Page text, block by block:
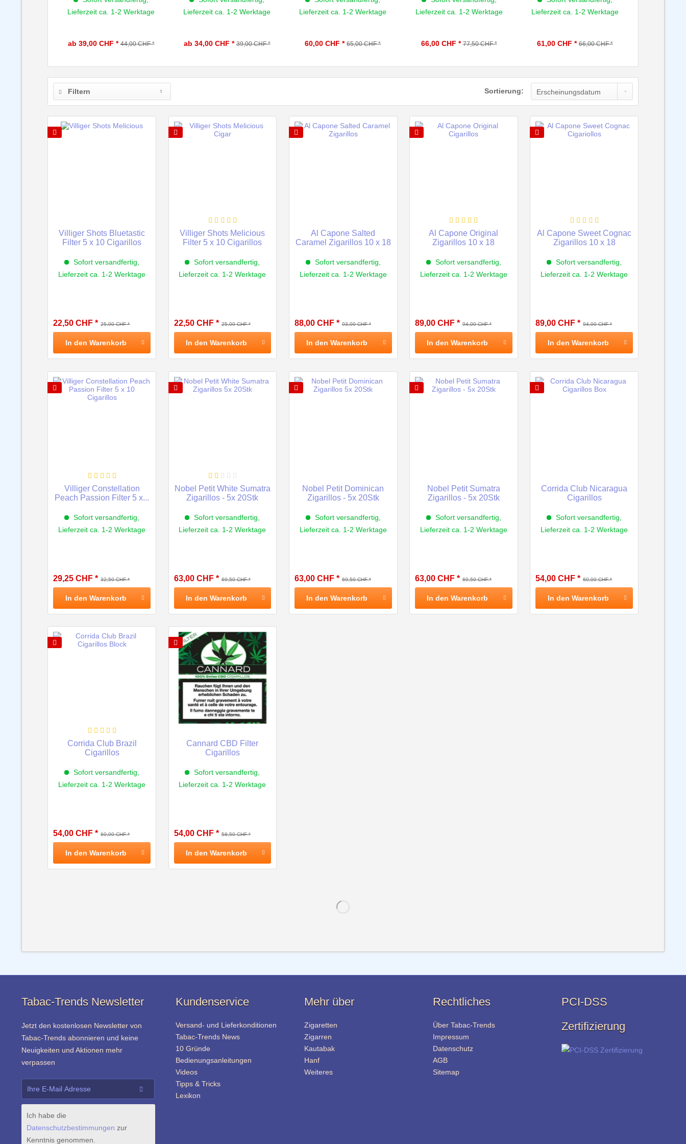
Lieferzeit ca. 1-2 Werktage
ab 39,00 CHF * 44,00 CHF *
Lieferzeit ca. 1-2 Werktage
ab 34,00 CHF * 39,00 CHF *
Lieferzeit ca. 1-2 Werktage
60,00 CHF * 65,00 CHF *
Lieferzeit ca. 1-2 Werktage
66,00 CHF * 77,50 CHF *
Lieferzeit ca. 1-2 Werktage
61,00 CHF * 66,00 CHF *
Filtern Sortierung:
Villiger Shots Bluetastic
Filter 5 x 10 Cigarillos
Sofort versandfertig,
Lieferzeit ca. 1-2 Werktage
25,00 CHF *
22,50 CHF *
In den Warenkorb
Villiger Shots Melicious
Filter 5 x 10 Cigarillos
Sofort versandfertig,
Lieferzeit ca. 1-2 Werktage
25,00 CHF *
22,50 CHF *
In den Warenkorb
Al Capone Salted
Caramel Zigarillos 10 x 18
Sofort versandfertig,
Lieferzeit ca. 1-2 Werktage
93,00 CHF *
88,00 CHF *
In den Warenkorb
Al Capone Original
Zigarillos 10 x 18
Sofort versandfertig,
Lieferzeit ca. 1-2 Werktage
94,00 CHF *
89,00 CHF *
In den Warenkorb
Al Capone Sweet Cognac
Zigarillos 10 x 18
Sofort versandfertig,
Lieferzeit ca. 1-2 Werktage
94,00 CHF *
89,00 CHF *
In den Warenkorb
Villiger Constellation
Peach Passion Filter 5 x...
Sofort versandfertig,
Lieferzeit ca. 1-2 Werktage
32,50 CHF *
29,25 CHF *
In den Warenkorb
Nobel Petit White Sumatra
Zigarillos - 5x 20Stk
Sofort versandfertig,
Lieferzeit ca. 1-2 Werktage
69,50 CHF *
63,00 CHF *
In den Warenkorb
Nobel Petit Dominican
Zigarillos - 5x 20Stk
Sofort versandfertig,
Lieferzeit ca. 1-2 Werktage
69,50 CHF *
63,00 CHF *
In den Warenkorb
Nobel Petit Sumatra
Zigarillos - 5x 20Stk
Sofort versandfertig,
Lieferzeit ca. 1-2 Werktage
69,50 CHF *
63,00 CHF *
In den Warenkorb
Corrida Club Nicaragua
Cigarillos
Sofort versandfertig,
Lieferzeit ca. 1-2 Werktage
60,00 CHF *
54,00 CHF *
In den Warenkorb
Corrida Club Brazil
Cigarillos
Sofort versandfertig,
Lieferzeit ca. 1-2 Werktage
60,00 CHF *
54,00 CHF *
In den Warenkorb
Cannard CBD Filter
Cigarillos
Sofort versandfertig,
Lieferzeit ca. 1-2 Werktage
58,50 CHF *
54,00 CHF *
In den Warenkorb
Tabac-Trends Newsletter
Jetzt den kostenlosen Newsletter von
Tabac-Trends abonnieren und keine
Neuigkeiten und Aktionen mehr
verpassen
Ich habe die
Datenschutzbestimmungen zur
Kenntnis genommen.
Kundenservice
Versand- und Lieferkonditionen
Tabac-Trends News
10 Gründe
Bedienungsanleitungen
Videos
Tipps & Tricks
Lexikon
Mehr über
Zigaretten
Zigarren
Kautabak
Hanf
Weiteres
Rechtliches
Über Tabac-Trends
Impressum
Datenschutz
AGB
Sitemap
PCI-DSS
Zertifizierung